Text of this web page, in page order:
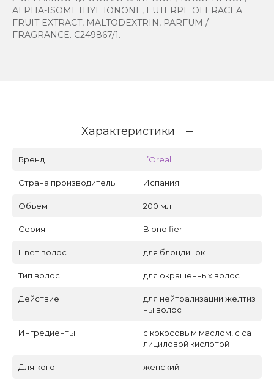
ALPHA-ISOMETHYL IONONE, EUTERPE OLERACEA
FRUIT EXTRACT, MALTODEXTRIN, PARFUM /
FRAGRANCE. C249867/1.
Характеристики
Бренд L’Oreal
Страна производитель Испания
Объем 200 мл
Серия Blondifier
Цвет волос для блондинок
Тип волос для окрашенных волос
Действие
для нейтрализации желтиз
ны волос
Ингредиенты
с кокосовым маслом, с са
лициловой кислотой
Для кого женский